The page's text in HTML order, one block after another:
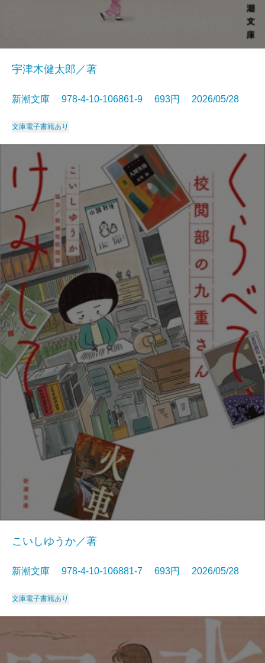
宇津木健太郎／著
新潮文庫 978-4-10-106861-9 693円 2026/05/28
文庫電子書籍あり
こいしゆうか／著
新潮文庫 978-4-10-106881-7 693円 2026/05/28
文庫電子書籍あり